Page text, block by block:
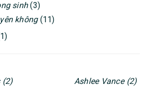
sinh(3)
không(11)
(2) Ashlee Vance (2)